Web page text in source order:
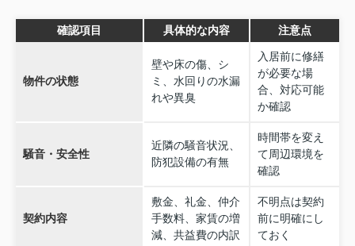
確認項目 具体的な内容 注意点
物件の状態
壁や床の傷、シ
ミ、水回りの水漏
れや異臭
入居前に修繕
が必要な場
合、対応可能
か確認
騒音・安全性
近隣の騒音状況、
防犯設備の有無
時間帯を変え
て周辺環境を
確認
契約内容
敷金、礼金、仲介
手数料、家賃の増
減、共益費の内訳
不明点は契約
前に明確にし
ておく